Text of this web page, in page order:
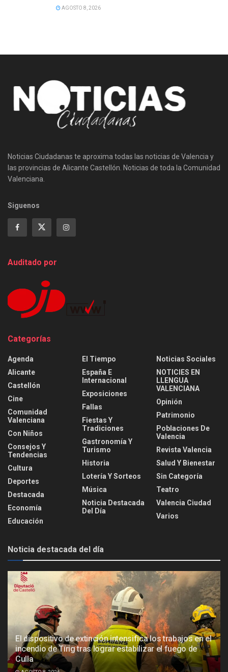
AGOSTO 8, 2026
Noticias Ciudadanas te aproxima todas las noticias de Valencia y
las provincias de Alicante Castellón. Noticias de toda la Comunidad
Valenciana.
Siguenos
Auditado por
Categorías
Agenda
Alicante
Castellón
Cine
Comunidad
Valenciana
Con Niños
Consejos Y
Tendencias
Cultura
Deportes
Destacada
Economía
Educación
El Tiempo
España E
Internacional
Exposiciones
Fallas
Fiestas Y
Tradiciones
Gastronomía Y
Turismo
Historia
Lotería Y Sorteos
Música
Noticia Destacada
Del Día
Noticias Sociales
NOTICIES EN
LLENGUA
VALENCIANA
Opinión
Patrimonio
Poblaciones De
Valencia
Revista Valencia
Salud Y Bienestar
Sin Categoría
Teatro
Valencia Ciudad
Varios
Noticia destacada del día
El dispositivo de extinción intensifica los trabajos en el
incendio de Tírig tras lograr estabilizar el fuego de
Culla